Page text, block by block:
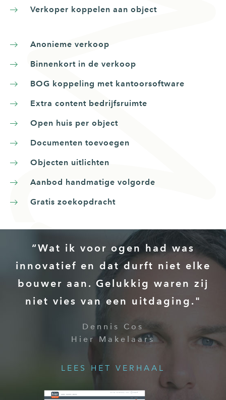
Verkoper koppelen aan object
Anonieme verkoop
Binnenkort in de verkoop
BOG koppeling met kantoorsoftware
Extra content bedrijfsruimte
Open huis per object
Documenten toevoegen
Objecten uitlichten
Aanbod handmatige volgorde
Gratis zoekopdracht
“Wat ik voor ogen had was
innovatief en dat durft niet elke
bouwer aan. Gelukkig waren zij
niet vies van een uitdaging."
Dennis Cos
Hier Makelaars
LEES HET VERHAAL